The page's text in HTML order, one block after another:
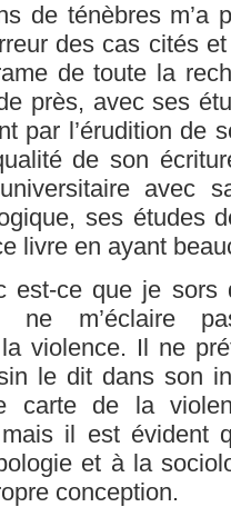
de ténèbres m’a
des cas cités
de toute la
près, avec ses
par l’érudition de
de son
avec
ses études
livre en ayant
est-ce que je
ne m’éclaire
violence. Il ne
le dit dans son
carte de la
il est évident
et à la
conception.